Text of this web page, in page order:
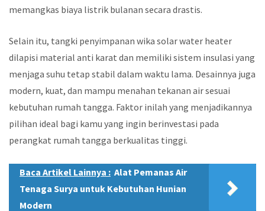
memangkas biaya listrik bulanan secara drastis.
Selain itu, tangki penyimpanan wika solar water heater
dilapisi material anti karat dan memiliki sistem insulasi yang
menjaga suhu tetap stabil dalam waktu lama. Desainnya juga
modern, kuat, dan mampu menahan tekanan air sesuai
kebutuhan rumah tangga. Faktor inilah yang menjadikannya
pilihan ideal bagi kamu yang ingin berinvestasi pada
perangkat rumah tangga berkualitas tinggi.
Baca Artikel Lainnya : Alat Pemanas Air
Tenaga Surya untuk Kebutuhan Hunian
Modern